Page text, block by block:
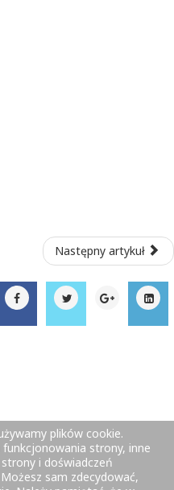
Następny artykuł
plików cookie.
strony, inne
i doświadczeń
sam zdecydować,